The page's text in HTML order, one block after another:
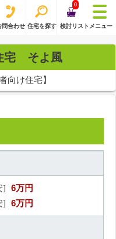
問合わせ 住宅を探す
0
検討リスト メニュー
宅 そよ風
向け住宅】
] 6万円
] 6万円